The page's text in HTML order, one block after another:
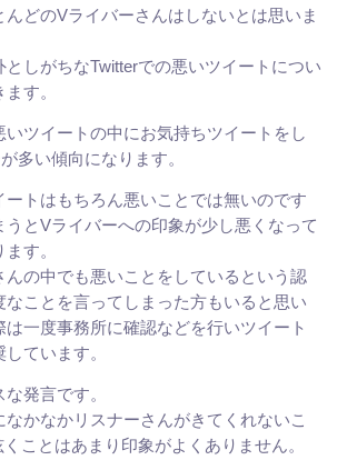
んどのVライバーさんはしないとは思いま
としがちなTwitterでの悪いツイートについ
す。
いツイートの中にお気持ちツイートをし
多い傾向になります。
ートはもちろん悪いことでは無いのです
うとVライバーへの印象が少し悪くなって
す。
んの中でも悪いことをしているという認
なことを言ってしまった方もいると思い
は一度事務所に確認などを行いツイート
ています。
発言です。
かなかリスナーさんがきてくれないこ
ことはあまり印象がよくありません。